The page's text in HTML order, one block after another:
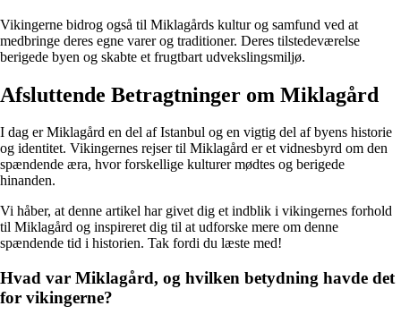
Vikingerne bidrog også til Miklagårds kultur og samfund ved at
medbringe deres egne varer og traditioner. Deres tilstedeværelse
berigede byen og skabte et frugtbart udvekslingsmiljø.
Afsluttende Betragtninger om Miklagård
I dag er Miklagård en del af Istanbul og en vigtig del af byens historie
og identitet. Vikingernes rejser til Miklagård er et vidnesbyrd om den
spændende æra, hvor forskellige kulturer mødtes og berigede
hinanden.
Vi håber, at denne artikel har givet dig et indblik i vikingernes forhold
til Miklagård og inspireret dig til at udforske mere om denne
spændende tid i historien. Tak fordi du læste med!
Hvad var Miklagård, og hvilken betydning havde det
for vikingerne?